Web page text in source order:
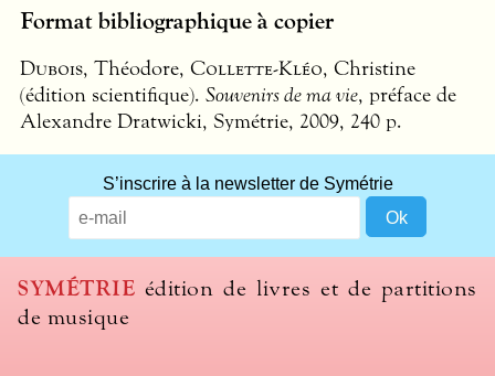
Format bibliographique à copier
Dubois, Théodore, Collette-Kléo, Christine
(édition scientifique). Souvenirs de ma vie, préface de
Alexandre Dratwicki, Symétrie, 2009, 240 p.
S’inscrire à la newsletter de Symétrie
SYMÉTRIE édition de livres et de partitions
de musique